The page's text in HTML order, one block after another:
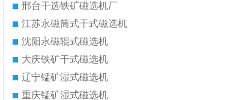
邢台干选铁矿磁选机厂
江苏永磁筒式干式磁选机
沈阳永磁辊式磁选机
大庆铁矿干式磁选机
辽宁锰矿湿式磁选机
重庆锰矿湿式磁选机